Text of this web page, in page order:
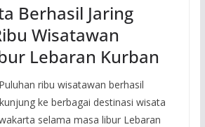
Berhasil Jaring
Wisatawan
Lebaran Kurban
ribu wisatawan berhasil
ke berbagai destinasi wisata
selama masa libur Lebaran